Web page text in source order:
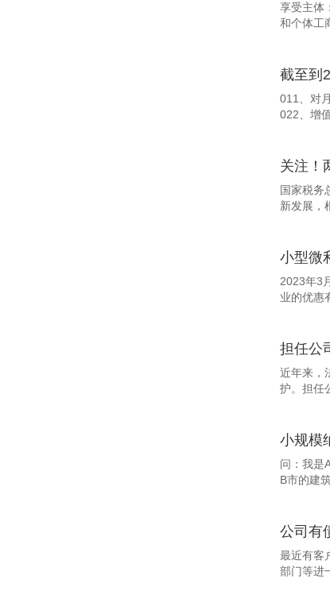
享受主体
和个体工
截至到
011、对
022、增
关注！
国家税
新发展，
小型微
2023年3
业的优惠
担任公
近年来，
护。担任
小规模
问：我是
B市的建
公司有
最近有客
部门等进